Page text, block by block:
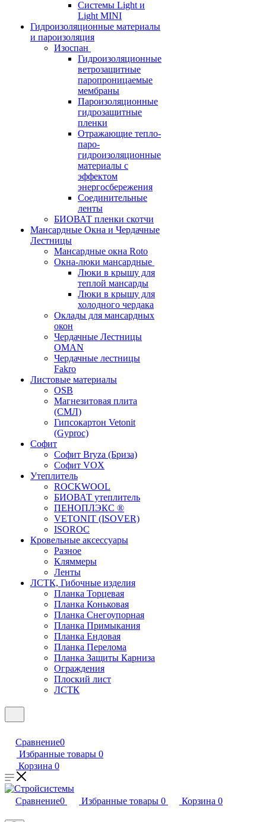
Системы Light и
Light MINI
Гидроизоляционные материалы
и пароизоляция
Изоспан
Гидроизоляционные
ветрозащитные
паропроницаемые
мембраны
Пароизоляционные
гидрозащитные
пленки
Отражающие тепло-
паро-
гидроизоляционные
материалы с
эффектом
энергосбережения
Соединительные
ленты
БИОВАТ пленки скотчи
Мансардные Окна и Чердачные
Лестницы
Мансардные окна Roto
Окна-люки мансардные
Люки в крышу для
теплой мансарды
Люки в крышу для
холодного чердака
Оклады для мансардных
окон
Чердачные Лестницы
OMAN
Чердачные лестницы
Fakro
Листовые материалы
OSB
Магнезитовая плита
(СМЛ)
Гипсокартон Vetonit
(Gyproc)
Софит
Софит Bryza (Бриза)
Софит VOX
Утеплитель
ROCKWOOL
БИОВАТ утеплитель
ПЕНОПЛЭКС ®
VETONIT (ISOVER)
ISOROC
Кровельные аксессуары
Разное
Кляммеры
Ленты
ЛСТК, Гибочные изделия
Планка Торцевая
Планка Коньковая
Планка Снегоупорная
Планка Примыкания
Планка Ендовая
Планка Перелома
Планка Защиты Карниза
Ограждения
Плоский лист
ЛСТК
Сравнение0
Избранные товары 0
Корзина 0
Сравнение0 Избранные товары 0 Корзина 0